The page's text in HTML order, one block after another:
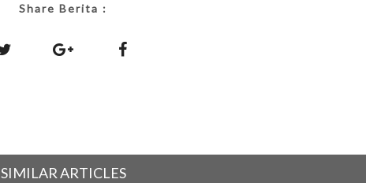
Share Berita :
SIMILAR ARTICLES